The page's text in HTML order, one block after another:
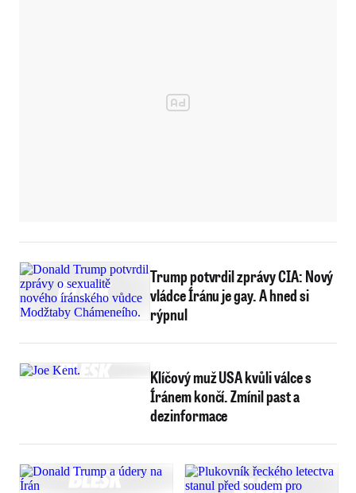
Trump potvrdil zprávy CIA: Nový
vládce Íránu je gay. A hned si
rýpnul
Klíčový muž USA kvůli válce s
Íránem končí. Zmínil past a
dezinformace